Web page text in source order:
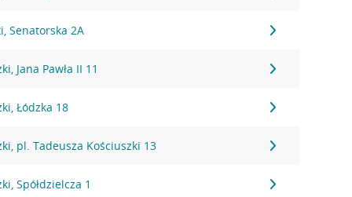
Senatorska 2A
Jana Pawła II 11
Łódzka 18
pl. Tadeusza Kościuszki 13
Spółdzielcza 1